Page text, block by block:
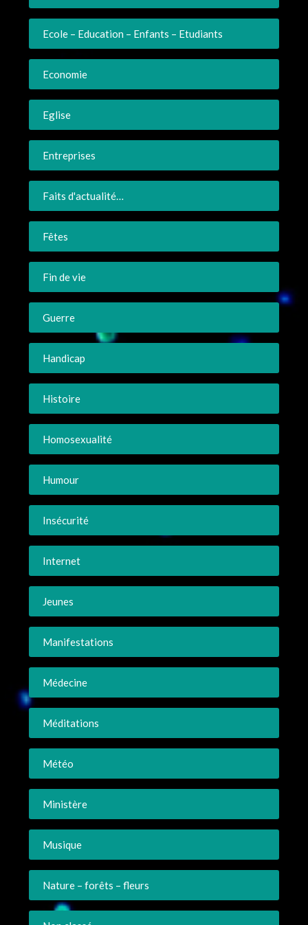
Ecole – Education – Enfants – Etudiants
Economie
Eglise
Entreprises
Faits d'actualité…
Fêtes
Fin de vie
Guerre
Handicap
Histoire
Homosexualité
Humour
Insécurité
Internet
Jeunes
Manifestations
Médecine
Méditations
Météo
Ministère
Musique
Nature – forêts – fleurs